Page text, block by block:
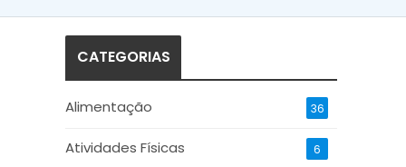
CATEGORIAS
Alimentação 36
Atividades Físicas 6